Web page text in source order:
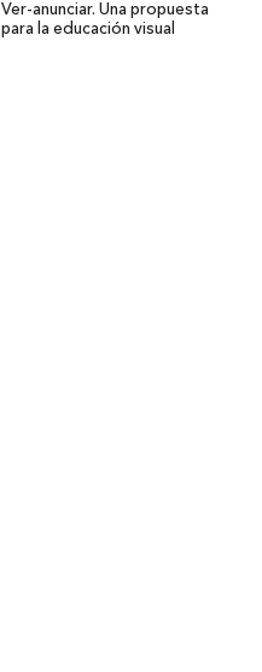
Ver-anunciar. Una propuesta
para la educación visual